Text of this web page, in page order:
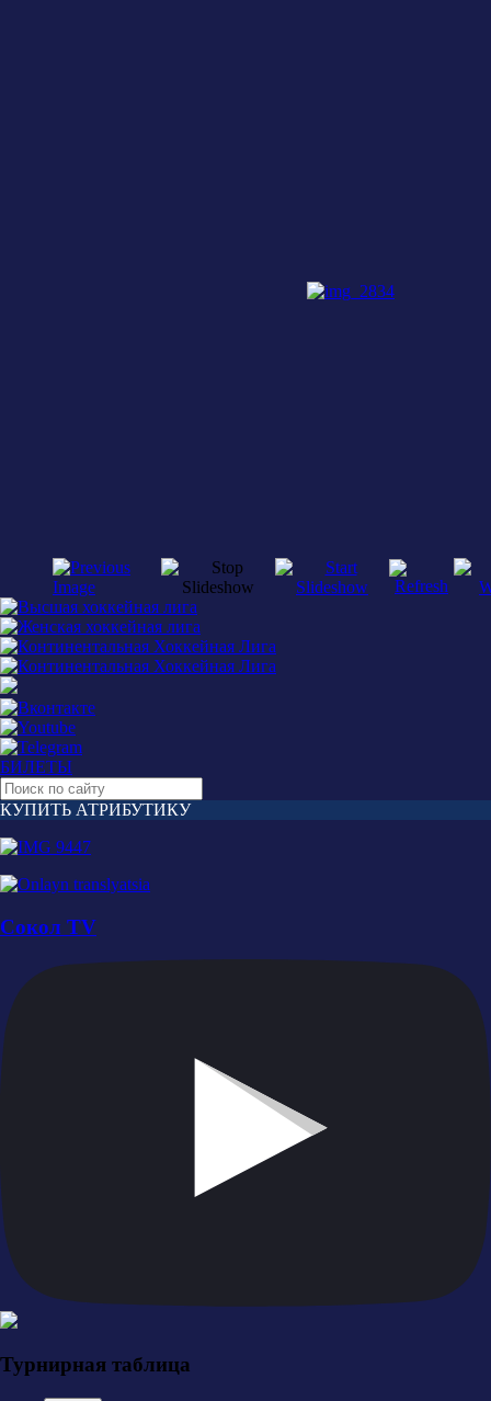
БИЛЕТЫ
КУПИТЬ АТРИБУТИКУ
Сокол TV
Турнирная таблица